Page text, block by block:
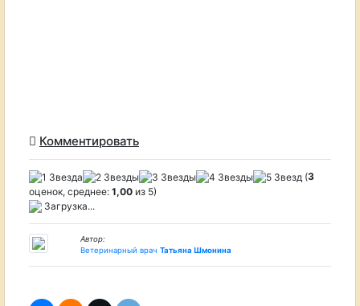
Комментировать
(3
оценок, среднее: 1,00 из 5)
Загрузка...
Автор:
Ветеринарный врачТатьяна Шмонина